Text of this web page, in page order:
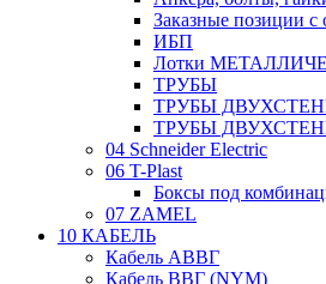
Заказные позиции с
ИБП
Лотки
ТРУБЫ
ТРУБЫ
ТРУБЫ
04 Schneider Electric
06 T-Plast
Боксы под
07 ZAMEL
10 КАБЕЛЬ
Кабель АВВГ
Кабель ВВГ (NYM)